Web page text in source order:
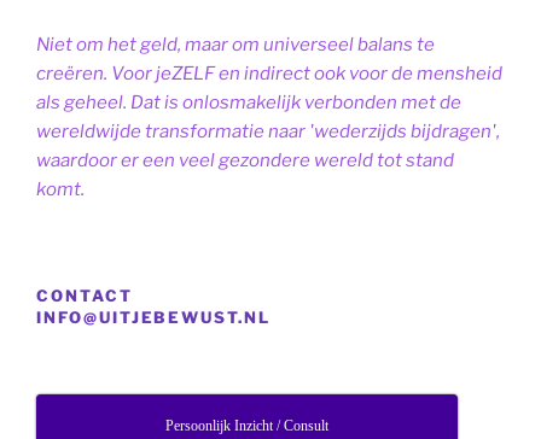
Niet om het geld, maar om universeel balans te
creëren. Voor jeZELF en indirect ook voor de mensheid
als geheel. Dat is onlosmakelijk verbonden met de
wereldwijde transformatie naar 'wederzijds bijdragen',
waardoor er een veel gezondere wereld tot stand
komt.
CONTACT
INFO@UITJEBEWUST.NL
Persoonlijk Inzicht / Consult